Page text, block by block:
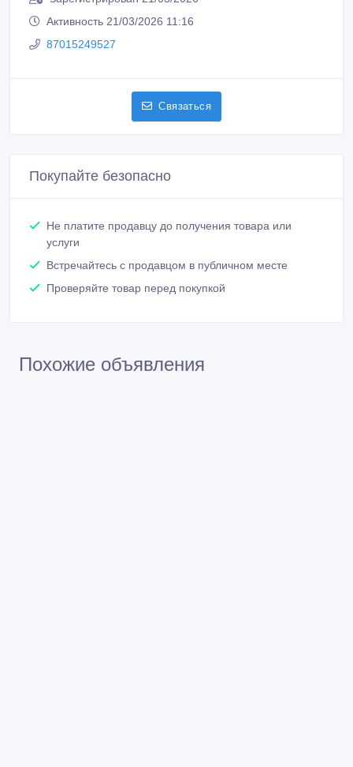
Активность 21/03/2026 11:16
87015249527
Связаться
Покупайте безопасно
Не платите продавцу до получения товара или
услуги
Встречайтесь с продавцом в публичном месте
Проверяйте товар перед покупкой
Похожие объявления